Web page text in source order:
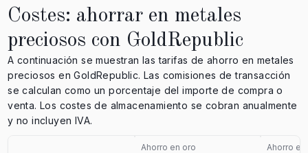
Costes: ahorrar en metales
preciosos con GoldRepublic
A continuación se muestran las tarifas de ahorro en metales
preciosos en GoldRepublic. Las comisiones de transacción
se calculan como un porcentaje del importe de compra o
venta. Los costes de almacenamiento se cobran anualmente
y no incluyen IVA.
Ahorro en oro Ahorro